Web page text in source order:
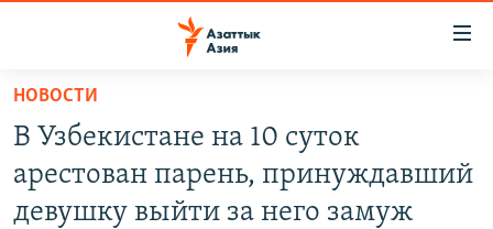
Вернуться
основному
содержанию
Вернутся
ЦЕНТРАЛЬНАЯ АЗИЯ
ВОЙНА В УКРАИНЕ
НОВОСТИ
В Узбекистане на 10 суток
арестован парень, принуждавший
девушку выйти за него замуж